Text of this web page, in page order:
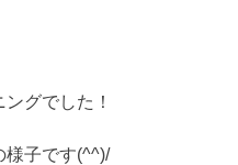
グでした！
様子です(^^)/